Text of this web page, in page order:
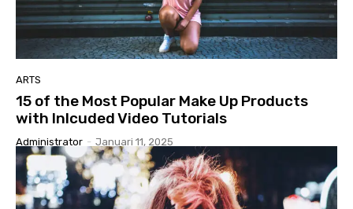
ARTS
15 of the Most Popular Make Up Products
with Inlcuded Video Tutorials
Administrator - Januari 11, 2025